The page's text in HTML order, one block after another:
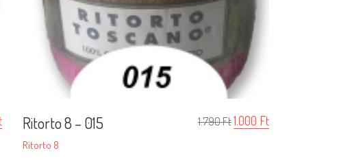
Ritorto 8 – 015
Ritorto 8
1.790Ft1.000 Ft